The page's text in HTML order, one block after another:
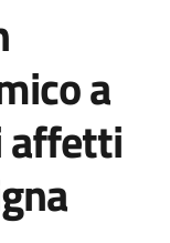
a
affetti